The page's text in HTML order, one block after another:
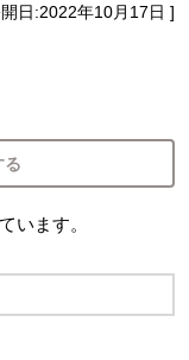
日:2022年10月17日 ]
る
います。